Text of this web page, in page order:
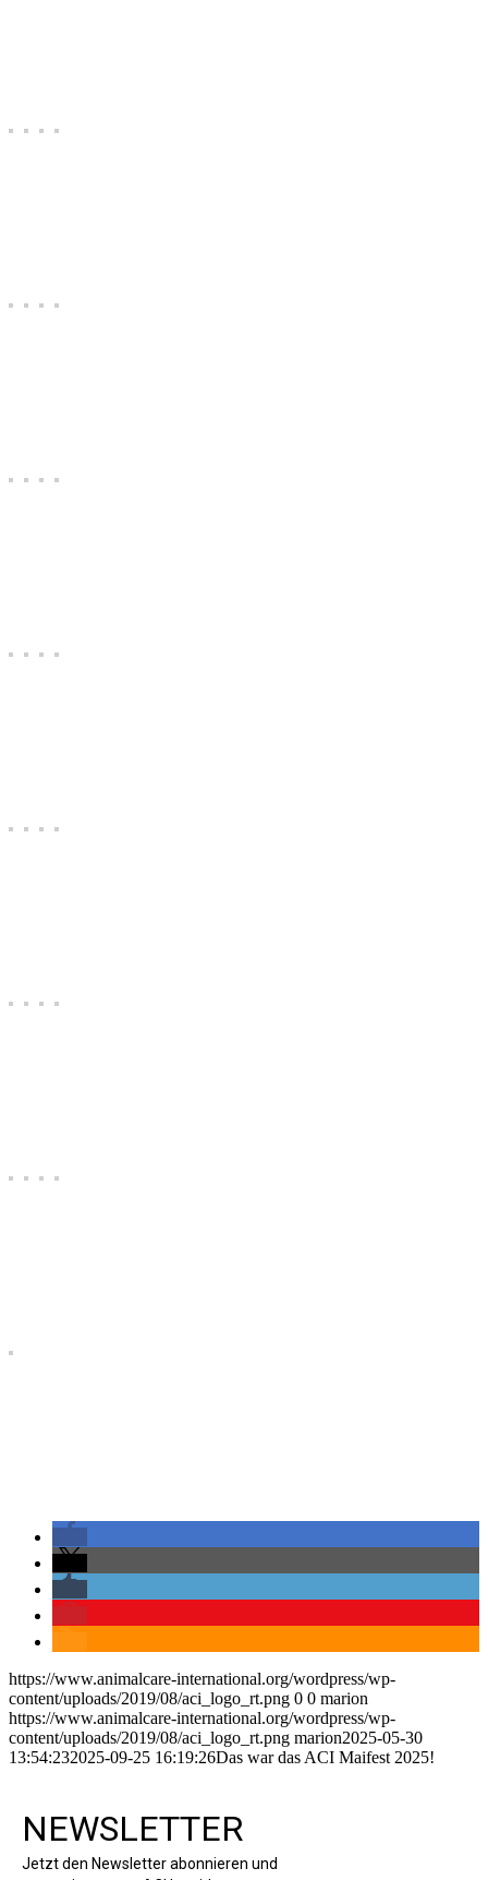
https://www.animalcare-international.org/wordpress/wp-
content/uploads/2019/08/aci_logo_rt.png 0 0 marion
https://www.animalcare-international.org/wordpress/wp-
content/uploads/2019/08/aci_logo_rt.png marion2025-05-30
13:54:232025-09-25 16:19:26Das war das ACI Maifest 2025!
NEWSLETTER
Jetzt den Newsletter abonnieren und